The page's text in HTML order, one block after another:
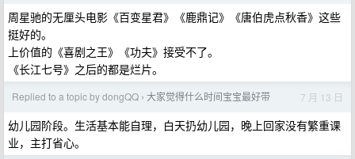
周星驰的无厘头电影《百变星君》《鹿鼎记》《唐伯虎点秋香》这些
挺好的。
上价值的《喜剧之王》《功夫》接受不了。
《长江七号》之后的都是烂片。
Replied to a topic by dongQQ › 大家觉得什么时间宝宝最好带 7 月 13 日
幼儿园阶段。生活基本能自理，白天扔幼儿园，晚上回家没有繁重课
业，主打省心。